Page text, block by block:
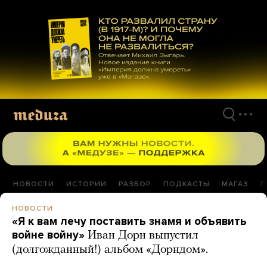
материалам
НОВОСТИ ИСТОРИИ РАЗБОР ПОДКАСТЫ МАГАЗ
НОВОСТИ
«Я к вам лечу поставить знамя и объявить
войне войну» Иван Дорн выпустил
(долгожданный!) альбом «Дорндом».